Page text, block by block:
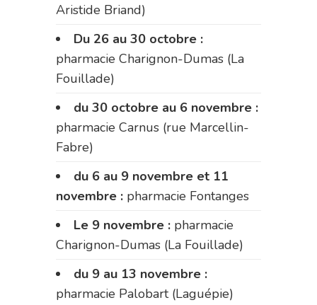
Aristide Briand)
Du 26 au 30 octobre :
pharmacie Charignon-Dumas (La
Fouillade)
du 30 octobre au 6 novembre :
pharmacie Carnus (rue Marcellin-
Fabre)
du 6 au 9 novembre et 11
novembre : pharmacie Fontanges
Le 9 novembre : pharmacie
Charignon-Dumas (La Fouillade)
du 9 au 13 novembre :
pharmacie Palobart (Laguépie)